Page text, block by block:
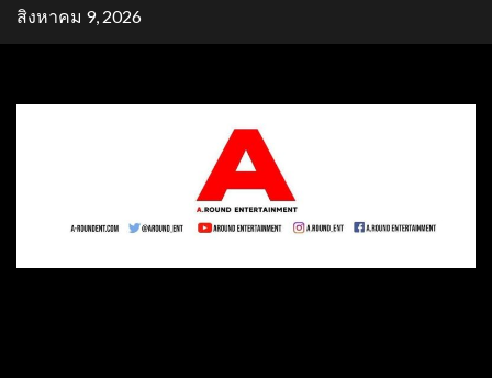
Skipสิงหาคม 9, 2026